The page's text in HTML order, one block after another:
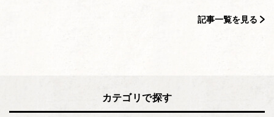
記事一覧を見る
カテゴリで探す